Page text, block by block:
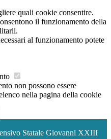
quali cookie consentire.
il funzionamento della
al funzionamento potete
non possono essere
nella pagina della cookie
Statale Giovanni XXIII